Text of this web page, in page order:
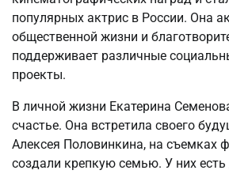
популярных актрис в России. Она
общественной жизни и
поддерживает различные
проекты.
В личной жизни Екатерина
счастье. Она встретила своего
Алексея Половинкина, на съемках
создали крепкую семью. У них есть